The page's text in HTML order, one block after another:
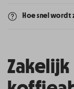
Hoe snel
Zakelijk